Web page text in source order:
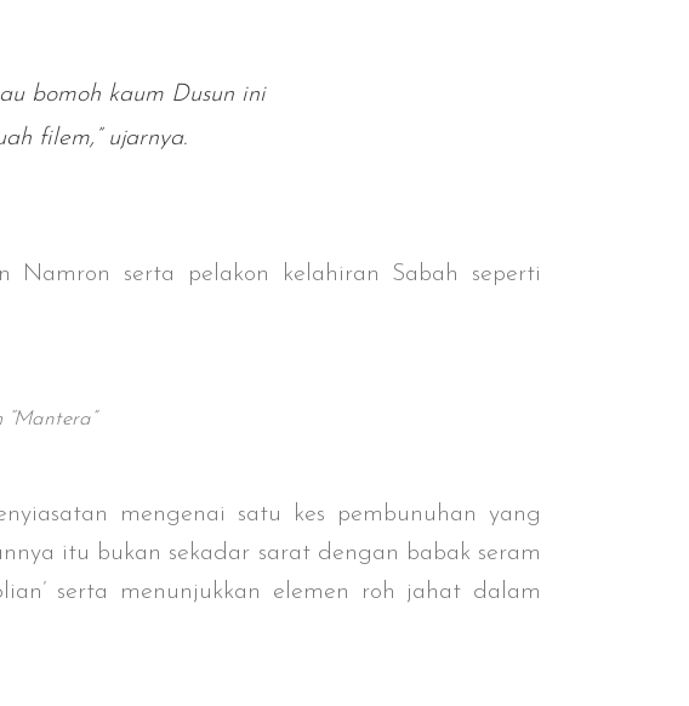
bomoh kaum Dusun ini
filem,” ujarnya.
serta pelakon kelahiran Sabah seperti
mengenai satu kes pembunuhan yang
itu bukan sekadar sarat dengan babak seram
serta menunjukkan elemen roh jahat dalam